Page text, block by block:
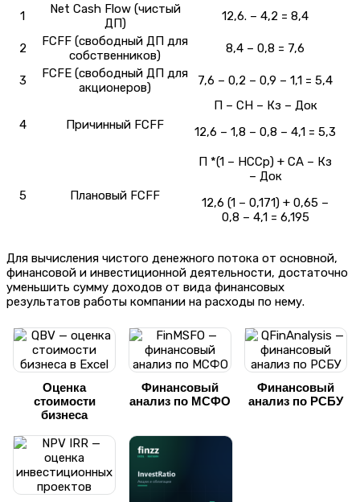
1
Net Cash Flow (чистый
ДП)
12,6. – 4,2 = 8,4
2
FCFF (свободный ДП для
собственников)
8,4 – 0,8 = 7,6
3
FCFE (свободный ДП для
акционеров)
7,6 – 0,2 – 0,9 – 1,1 = 5,4
4 Причинный FCFF
П – СН – Кз – Док
12,6 – 1,8 – 0,8 – 4,1 = 5,3
5 Плановый FCFF
П *(1 – НССр) + СА – Кз
– Док
12,6 (1 – 0,171) + 0,65 –
0,8 – 4,1 = 6,195
Для вычисления чистого денежного потока от основной,
финансовой и инвестиционной деятельности, достаточно
уменьшить сумму доходов от вида финансовых
результатов работы компании на расходы по нему.
Оценка
стоимости
бизнеса
Финансовый
анализ по МСФО
Финансовый
анализ по РСБУ